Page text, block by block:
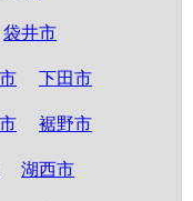
袋井市
下田市
裾野市
湖西市